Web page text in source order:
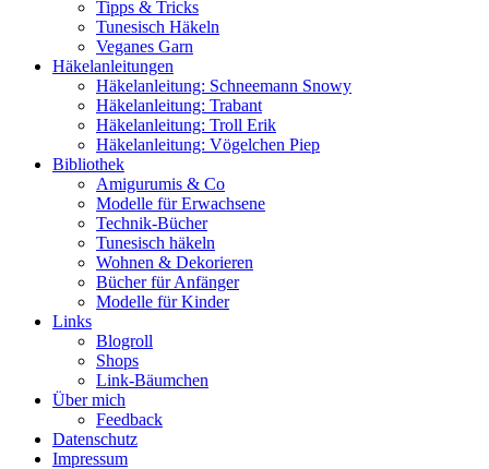
Tipps & Tricks
Tunesisch Häkeln
Veganes Garn
Häkelanleitungen
Häkelanleitung: Schneemann Snowy
Häkelanleitung: Trabant
Häkelanleitung: Troll Erik
Häkelanleitung: Vögelchen Piep
Bibliothek
Amigurumis & Co
Modelle für Erwachsene
Technik-Bücher
Tunesisch häkeln
Wohnen & Dekorieren
Bücher für Anfänger
Modelle für Kinder
Links
Blogroll
Shops
Link-Bäumchen
Über mich
Feedback
Datenschutz
Impressum